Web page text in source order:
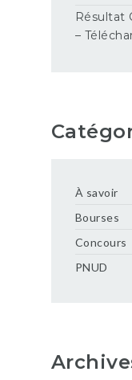
Résultat
–
À savoir
Bourses
Concours
PNUD